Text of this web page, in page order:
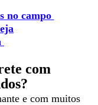
no campo
com
e com muitos